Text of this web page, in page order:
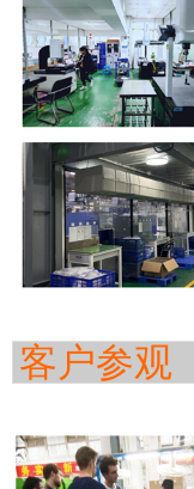
客户参观